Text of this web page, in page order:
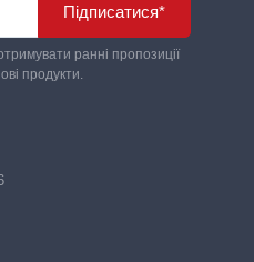
Підписатися*
ранні пропозиції
продукти.